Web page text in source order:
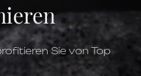
Sie von Top